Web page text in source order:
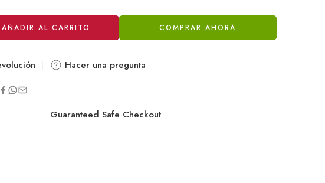
AÑADIR AL CARRITO COMPRAR AHORA
Hacer una pregunta
Guaranteed Safe Checkout